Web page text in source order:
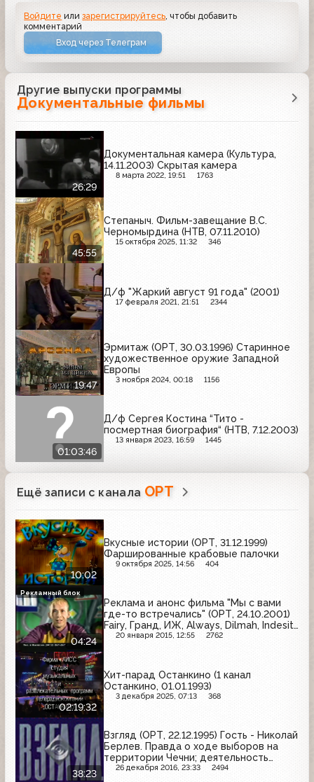
Войдите илизарегистрируйтесь , чтобы добавить
комментарий
Вход через Телеграм
Другие выпуски программы
Документальные фильмы
26:29
Документальная камера (Культура,
14.11.2003) Скрытая камера
8 марта 2022, 19:51 1763
45:55
Степаныч. Фильм-завещание В.С.
Черномырдина (НТВ, 07.11.2010)
15 октября 2025, 11:32 346
Д/ф "Жаркий август 91 года" (2001)
17 февраля 2021, 21:51 2344
19:47
Эрмитаж (ОРТ, 30.03.1996) Старинное
художественное оружие Западной
Европы
3 ноября 2024, 00:18 1156
01:03:46
Д/ф Сергея Костина “Тито -
посмертная биография“ (НТВ, 7.12.2003)
13 января 2023, 16:59 1445
Ещё записи с канала ОРТ
10:02
Вкусные истории (ОРТ, 31.12.1999)
Фаршированные крабовые палочки
9 октября 2025, 14:56 404
04:24
Реклама и анонс фильма "Мы с вами
где-то встречались" (ОРТ, 24.10.2001)
Fairy, Гранд, ИЖ, Always, Dilmah, Indesit,
Tide, Kinder Delice, Head&Shoulders
20 января 2015, 12:55 2762
Рекламный блок
02:19:32
Хит-парад Останкино (1 канал
Останкино, 01.01.1993)
3 декабря 2025, 07:13 368
38:23
Взгляд (ОРТ, 22.12.1995) Гость - Николай
Берлев. Правда о ходе выборов на
территории Чечни; деятельность
"Альфы" в Афганистане и Чечне
26 декабря 2016, 23:33 2494